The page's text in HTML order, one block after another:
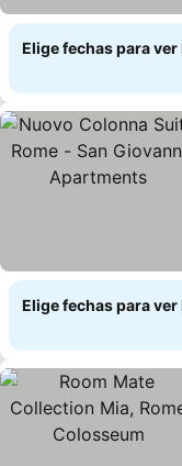
Elige fechas para
Elige fechas para